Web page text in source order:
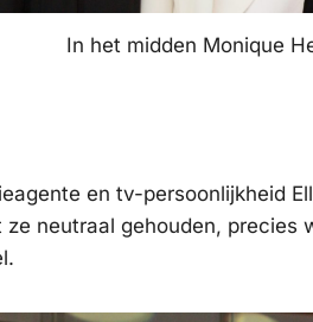
In het midden Monique
en tv-persoonlijkheid
ze neutraal gehouden,